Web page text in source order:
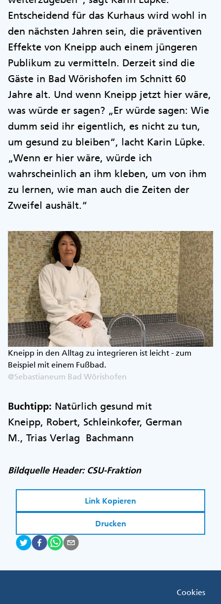
Entscheidend für das Kurhaus wird wohl in
den nächsten Jahren sein, die präventiven
Effekte von Kneipp auch einem jüngeren
Publikum zu vermitteln. Derzeit sind die
Gäste in Bad Wörishofen im Schnitt 60
Jahre alt. Und wenn Kneipp jetzt hier wäre,
was würde er sagen? „Er würde sagen: Wie
dumm seid ihr eigentlich, es nicht zu tun,
um gesund zu bleiben“, lacht Karin Lüpke.
„Wenn er hier wäre, würde ich
wahrscheinlich an ihm kleben, um von ihm
zu lernen, wie man auch die Zeiten der
Zweifel aushält.“
Kneipp in den Alltag zu integrieren ist leicht - zum
Beispiel mit einem Fußbad.
@Sebastianeum Bad Wörishofen
Buchtipp: Natürlich gesund mit
Kneipp, Robert, Schleinkofer, German
M., Trias Verlag Bachmann
Bildquelle Header: CSU-Fraktion
Link Kopieren
Drucken
Cookies